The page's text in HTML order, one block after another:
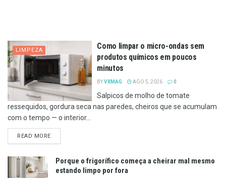
LIMPEZA
Como limpar o micro-ondas sem
produtos químicos em poucos
minutos
BYVXMAG AGO 5, 2026 0
Salpicos de molho de tomate
ressequidos, gordura seca nas paredes, cheiros que se acumulam
com o tempo — o interior...
READ MOREDETAILS
Porque o frigorífico começa a cheirar mal mesmo
estando limpo por fora